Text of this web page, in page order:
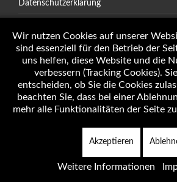
Datenschutzerklärung
Öffnungszeiten
Impressum
Copyright © 2026 Autotechnik J. Weninger
Wir nutzen Cookies auf unserer
sind essenziell für den Betrieb der
uns helfen, diese Website und die
verbessern (Tracking Cookies).
entscheiden, ob Sie die Cookies
beachten Sie, dass bei einer
mehr alle Funktionalitäten der Seite
Akzeptieren
Weitere Informationen